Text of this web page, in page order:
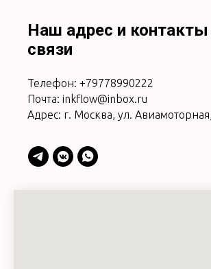
Наш адрес и
связи
Телефон: +79778990222
Почта: inkflow@inbox.ru
Адрес: г. Москва, ул.